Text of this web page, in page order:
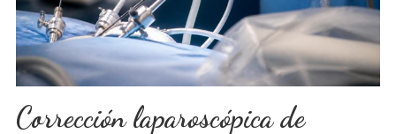
Corrección laparoscópica de